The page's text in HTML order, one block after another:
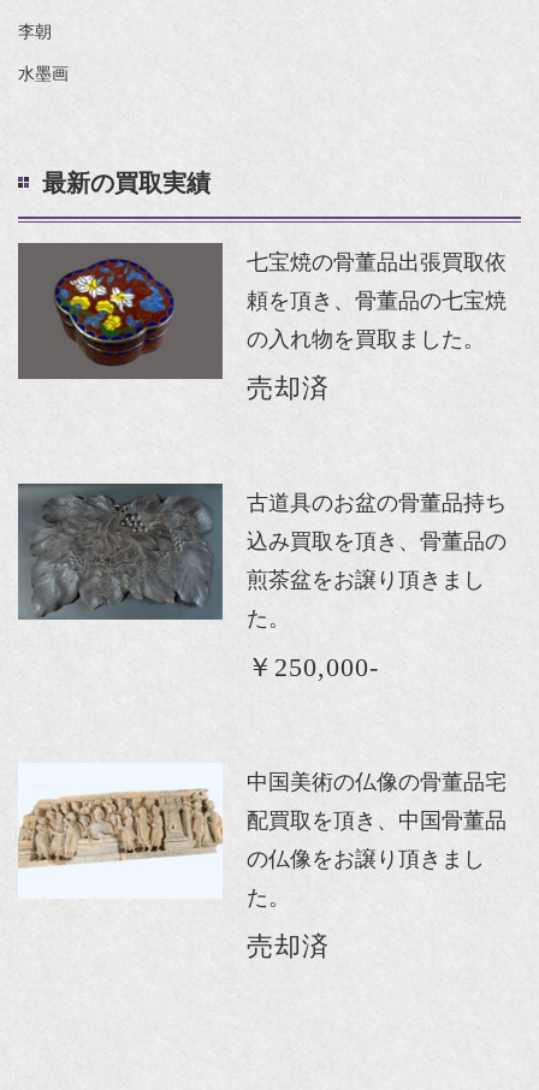
李朝
水墨画
最新の買取実績
七宝焼の骨董品出張買取依
頼を頂き、骨董品の七宝焼
の入れ物を買取ました。
売却済
古道具のお盆の骨董品持ち
込み買取を頂き、骨董品の
煎茶盆をお譲り頂きまし
た。
￥250,000-
中国美術の仏像の骨董品宅
配買取を頂き、中国骨董品
の仏像をお譲り頂きまし
た。
売却済